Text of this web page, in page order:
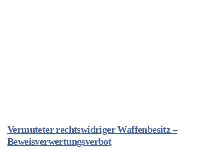
Vermuteter rechtswidriger Waffenbesitz –
Beweisverwertungsverbot